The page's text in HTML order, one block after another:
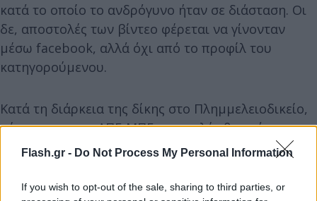
Flash.gr - Do Not Process My Personal Information
If you wish to opt-out of the sale, sharing to third parties, or
κατά το οποίο το ανδρόγυνο ήταν σε διάσταση. Οι
δε, αποστολές των βίντεο φέρεται να γίνονταν
μέσω facebook, αλλά όχι από το προφίλ του
κατηγορούμενου.
Κατά τη διάρκεια της δίκης στο Πλημμελειοδικείο,
σύμφωνα με το ΑΠΕ-ΜΠΕ, αποκαλύφθηκε ότι
υπήρξαν συνεχείς συγκρούσεις ανάμεσα στον
με το φάκελο της δικογραφίας ο πρώτος ασκούσε